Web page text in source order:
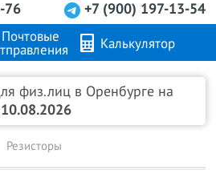
76
+7 (900) 197-13-54
Почтовые
Калькулятор
Контакты
физ.лиц в Оренбурге на
10.08.2026
Резисторы